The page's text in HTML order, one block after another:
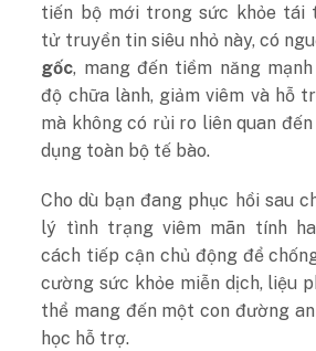
tiến bộ mới trong sức khỏe tái
tử truyền tin siêu nhỏ này, có
gốc, mang đến tiềm năng
độ chữa lành, giảm viêm và hỗ
mà không có rủi ro liên quan
dụng toàn bộ tế bào.
Cho dù bạn đang phục hồi sau
lý tình trạng viêm mãn tính
cách tiếp cận chủ động để
cường sức khỏe miễn dịch, liệu
thể mang đến một con đường
học hỗ trợ.